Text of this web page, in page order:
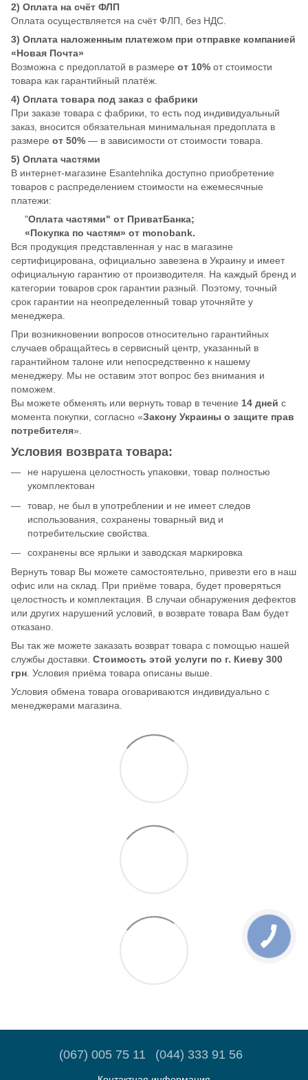
2) Оплата на счёт ФЛП
Оплата осуществляется на счёт ФЛП, без НДС.
3) Оплата наложенным платежом при отправке компанией
«Новая Почта»
Возможна с предоплатой в размере от 10% от стоимости
товара как гарантийный платёж.
4) Оплата товара под заказ с фабрики
При заказе товара с фабрики, то есть под индивидуальный
заказ, вносится обязательная минимальная предоплата в
размере от 50% — в зависимости от стоимости товара.
5) Оплата частями
В интернет-магазине Esantehnika доступно приобретение
товаров с распределением стоимости на ежемесячные
платежи:
"Оплата частями" от ПриватБанка;
«Покупка по частям» от monobank.
Вся продукция представленная у нас в магазине
сертифицирована, официально завезена в Украину и имеет
официальную гарантию от производителя. На каждый бренд и
категории товаров срок гарантии разный. Поэтому, точный
срок гарантии на неопределенный товар уточняйте у
менеджера.
При возникновении вопросов относительно гарантийных
случаев обращайтесь в сервисный центр, указанный в
гарантийном талоне или непосредственно к нашему
менеджеру. Мы не оставим этот вопрос без внимания и
поможем.
Вы можете обменять или вернуть товар в течение 14 дней с
момента покупки, согласно «Закону Украины о защите прав
потребителя».
Условия возврата товара:
не нарушена целостность упаковки, товар полностью
укомплектован
товар, не был в употреблении и не имеет следов
использования, сохранены товарный вид и
потребительские свойства.
сохранены все ярлыки и заводская маркировка
Вернуть товар Вы можете самостоятельно, привезти его в наш
офис или на склад. При приёме товара, будет проверяться
целостность и комплектация. В случаи обнаружения дефектов
или других нарушений условий, в возврате товара Вам будет
отказано.
Вы так же можете заказать возврат товара с помощью нашей
службы доставки. Стоимость этой услуги по г. Киеву 300
грн. Условия приёма товара описаны выше.
Условия обмена товара оговариваются индивидуально с
менеджерами магазина.
(067) 005 75 11 (044) 333 91 56